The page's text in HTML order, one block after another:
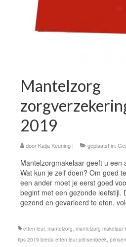
Mantelzorg
2019
door Katja Keuning | geplaatst in:
Mantelzorgmakelaar geeft u een
Wat kun je zelf doen? Om goed
een ander moet je eerst goed
begint met een gezonde leefstijl.
gezond en gevarieerd te eten,
etten leur, mantelzorg, mantelzorg makelaar
tips 2019 breda etten leur prinsenbeek,